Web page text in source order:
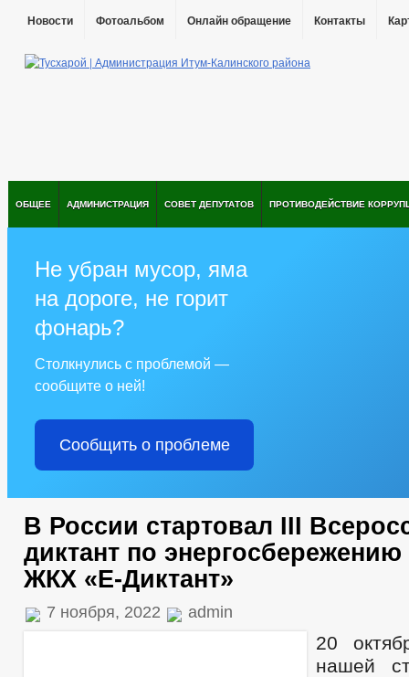
Новости Фотоальбом Онлайн обращение Контакты
ОБЩЕЕ АДМИНИСТРАЦИЯ СОВЕТ ДЕПУТАТОВ ПРОТИВОДЕЙСТВИЕ
Не убран мусор, яма
на дороге, не горит
фонарь?
Столкнулись с проблемой —
сообщите о ней!
Сообщить о проблеме
В России стартовал III
диктант по
ЖКХ «Е-Диктант»
7 ноября, 2022 admin
20
нашей